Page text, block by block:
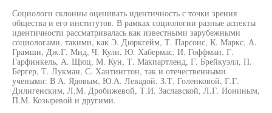
Социологи склонны оценивать идентичность с точки зрения
общества и его институтов. В рамках социологии разные аспекты
идентичности рассматривалась как известными зарубежными
социологами, такими, как Э. Дюркгейм, Т. Парсонс, К. Маркс, А.
Грамши, Дж.Г. Мид, Ч. Кули, Ю. Хабермас, И. Гоффман, Г.
Гарфинкель, А. Щюц, М. Кун, Т. Макпартленд, Г. Брейкуэлл, П.
Бергер, Т. Лукман, С. Хантингтон, так и отечественными
учеными: В А. Ядовым, Ю.А. Левадой, З.Т. Голенковой, Г.Г.
Дилигенским, Л.М. Дробижевой, Т.И. Заславской, Л.Г. Иониным,
П.М. Козыревой и другими.